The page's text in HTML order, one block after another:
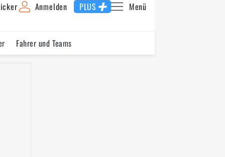
Anmelden PLUS Menü
Fahrer und Teams